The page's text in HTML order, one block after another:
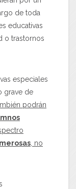
de toda
educativas
o trastornos
especiales
grave de
podrán
, no